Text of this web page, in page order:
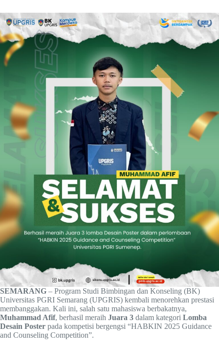
SEMARANG – Program Studi Bimbingan dan Konseling (BK)
Universitas PGRI Semarang (UPGRIS) kembali menorehkan prestasi
membanggakan. Kali ini, salah satu mahasiswa berbakatnya,
Muhammad Afif, berhasil meraih Juara 3 dalam kategori Lomba
Desain Poster pada kompetisi bergengsi “HABKIN 2025 Guidance
and Counseling Competition”.